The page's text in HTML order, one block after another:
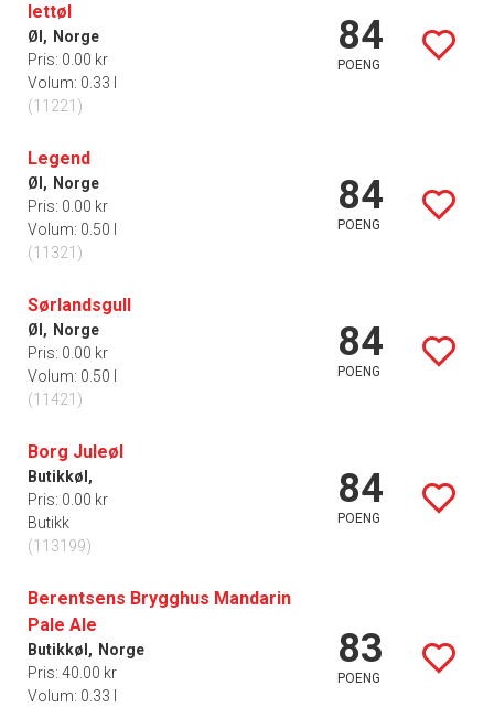
lettøl
Øl, Norge
Pris: 0.00 kr
Volum: 0.33 l
(11221)
84
POENG
Legend
Øl, Norge
Pris: 0.00 kr
Volum: 0.50 l
(11321)
84
POENG
Sørlandsgull
Øl, Norge
Pris: 0.00 kr
Volum: 0.50 l
(11421)
84
POENG
Borg Juleøl
Butikkøl,
Pris: 0.00 kr
Butikk
(113199)
84
POENG
Berentsens Brygghus Mandarin
Pale Ale
Butikkøl, Norge
Pris: 40.00 kr
Volum: 0.33 l
83
POENG